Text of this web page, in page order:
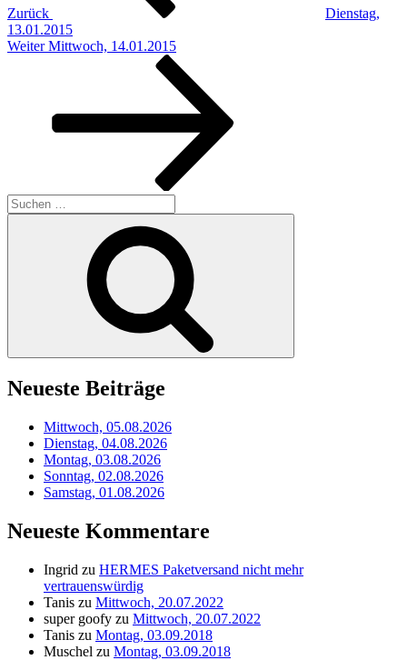
Zurück
Dienstag,
13.01.2015
Nächster
Weiter Mittwoch, 14.01.2015
Suchen
nach:
Neueste Beiträge
Mittwoch, 05.08.2026
Dienstag, 04.08.2026
Montag, 03.08.2026
Sonntag, 02.08.2026
Samstag, 01.08.2026
Neueste Kommentare
Ingrid zu HERMES Paketversand nicht mehr
vertrauenswürdig
Tanis zu Mittwoch, 20.07.2022
super goofy zu Mittwoch, 20.07.2022
Tanis zu Montag, 03.09.2018
Muschel zu Montag, 03.09.2018